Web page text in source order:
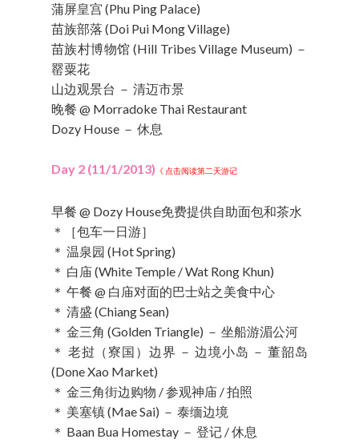
蒲屏皇宫 (Phu Ping Palace)
苗族部落 (Doi Pui Mong Village)
苗族村博物馆 (Hill Tribes Village Museum) －
罂粟花
山边观景台 － 清迈市景
晚餐 @ Morradoke Thai Restaurant
Dozy House － 休息
Day 2 (11/1/2013) 《 点击阅读第二天游记
早餐 @ Dozy House免费提供自助面包和茶水
＊［包车一日游］
＊ 温泉园 (Hot Spring)
＊ 白庙 (White Temple / Wat Rong Khun)
＊ 午餐 @ 白庙对面的巴士站之美食中心
＊ 清盛 (Chiang Sean)
＊ 金三角 (Golden Triangle) － 坐船游湄公河
＊ 老挝（寮国）边界 － 边境小岛 － 董韶岛
(Done Xao Market)
＊ 金三角街边购物 / 参观神庙 / 拍照
＊ 美塞镇 (Mae Sai) － 泰缅边境
＊ Baan Bua Homestay － 登记 / 休息